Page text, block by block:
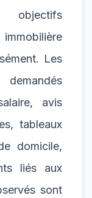
objectifs
Les
avis
tableaux
domicile,
liés aux
sont